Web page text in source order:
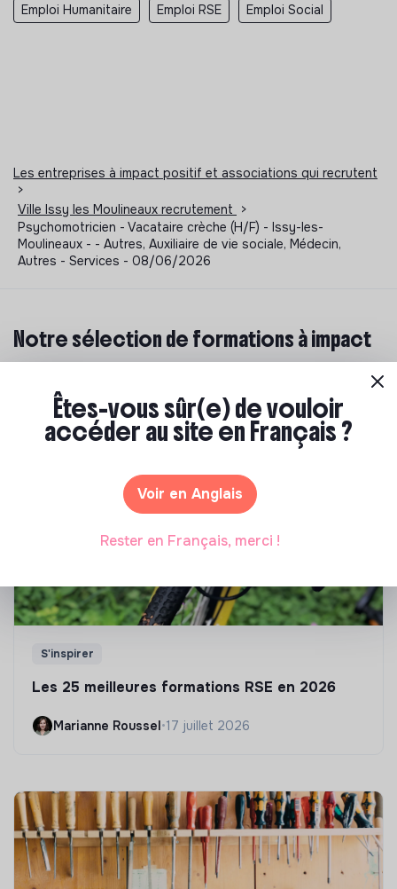
Emploi Humanitaire Emploi RSE Emploi Social
Les entreprises à impact positif et associations qui recrutent
>
Ville Issy les Moulineaux recrutement
>
Psychomotricien - Vacataire crèche (H/F) - Issy-les-
Moulineaux - - Autres, Auxiliaire de vie sociale, Médecin,
Autres - Services - 08/06/2026
Notre sélection de formations à impact
commencer ? Pas de panique, on te propose une
sélection de formations aux métiers de la transition
écologique et solidaire !
S'inspirer
Les 25 meilleures formations RSE en 2026
Marianne Roussel•17 juillet 2026
Êtes-vous sûr(e) de vouloir
accéder au site en Français ?
Voir en Anglais
Rester en Français, merci !